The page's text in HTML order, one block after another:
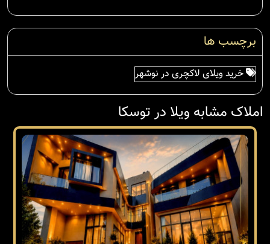
برچسب ها
خرید ویلای لاکچری در نوشهر
املاک مشابه ویلا در توسکا